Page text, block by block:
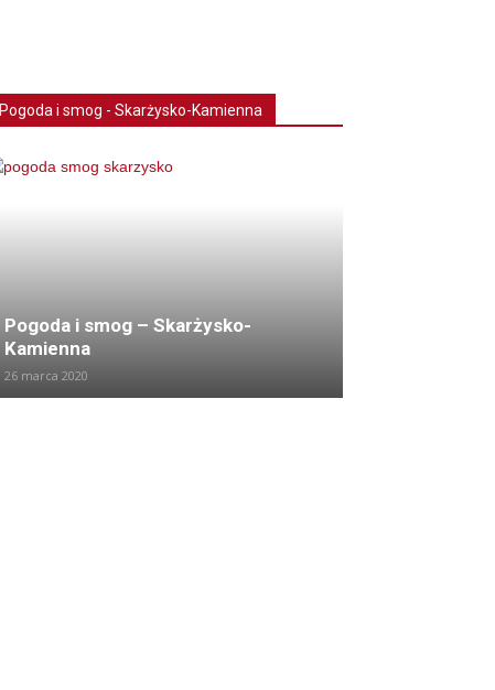
Pogoda i smog - Skarżysko-Kamienna
Pogoda i smog – Skarżysko-
Kamienna
26 marca 2020